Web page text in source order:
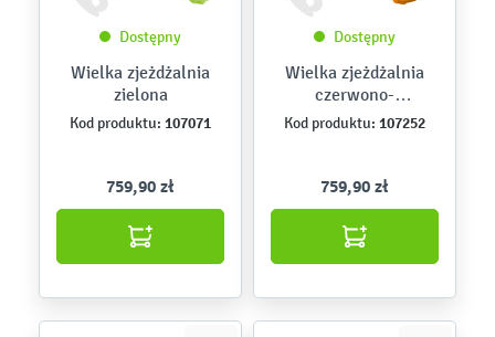
Dostępny
Wielka zjeżdżalnia
zielona
Kod produktu: 107071
759,90 zł
Dostępny
Wielka zjeżdżalnia
czerwono-
pomarańczowa
Kod produktu: 107252
759,90 zł